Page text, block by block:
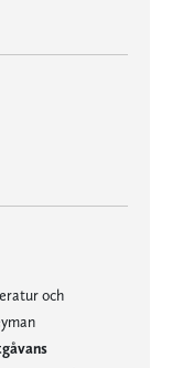
och